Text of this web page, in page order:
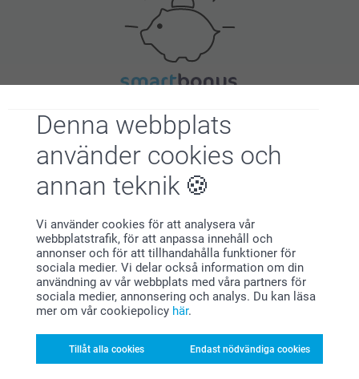
Denna webbplats
använder cookies och
annan teknik
Vi använder cookies för att analysera vår
webbplatstrafik, för att anpassa innehåll och
annonser och för att tillhandahålla funktioner för
sociala medier. Vi delar också information om din
användning av vår webbplats med våra partners för
sociala medier, annonsering och analys. Du kan läsa
mer om vår cookiepolicy här.
Tillåt alla cookies Endast nödvändiga cookies
Letar du efter inspiration?